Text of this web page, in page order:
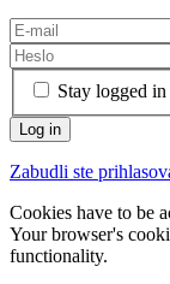
Stay logged in
Zabudli ste
Cookies have to be
Your browser's
functionality.